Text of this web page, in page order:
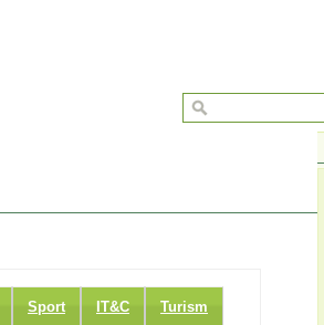
Sport IT&C Turism